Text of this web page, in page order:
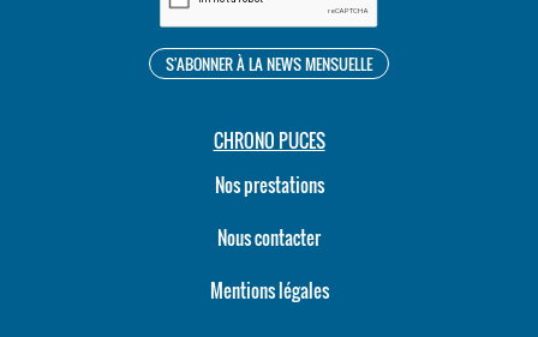
CHRONO PUCES
Nos prestations
Nous contacter
Mentions légales